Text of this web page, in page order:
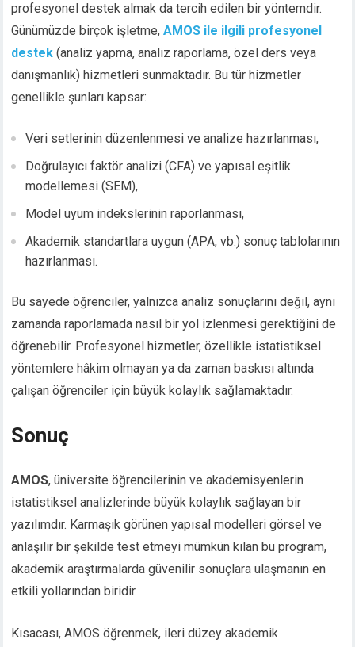
profesyonel destek almak da tercih edilen bir yöntemdir.
Günümüzde birçok işletme,AMOS ile ilgili profesyonel
destek (analiz yapma, analiz raporlama, özel ders veya
danışmanlık) hizmetleri sunmaktadır. Bu tür hizmetler
genellikle şunları kapsar:
Veri setlerinin düzenlenmesi ve analize hazırlanması,
Doğrulayıcı faktör analizi (CFA) ve yapısal eşitlik
modellemesi (SEM),
Model uyum indekslerinin raporlanması,
Akademik standartlara uygun (APA, vb.) sonuç tablolarının
hazırlanması.
Bu sayede öğrenciler, yalnızca analiz sonuçlarını değil, aynı
zamanda raporlamada nasıl bir yol izlenmesi gerektiğini de
öğrenebilir. Profesyonel hizmetler, özellikle istatistiksel
yöntemlere hâkim olmayan ya da zaman baskısı altında
çalışan öğrenciler için büyük kolaylık sağlamaktadır.
Sonuç
AMOS, üniversite öğrencilerinin ve akademisyenlerin
istatistiksel analizlerinde büyük kolaylık sağlayan bir
yazılımdır. Karmaşık görünen yapısal modelleri görsel ve
anlaşılır bir şekilde test etmeyi mümkün kılan bu program,
akademik araştırmalarda güvenilir sonuçlara ulaşmanın en
etkili yollarından biridir.
Kısacası, AMOS öğrenmek, ileri düzey akademik